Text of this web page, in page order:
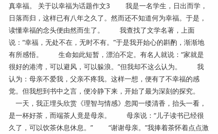
真幸福。 关于以幸福为话题作文3 我是一名学生，日出而学，
日落而归，这样已有八年之久了。然而还不知道何为幸福。于是，
读懂幸福的念头便由然而生了。 我查找了文学名著，上面
说：“幸福，无处不在，无时不有。”于是我开始心的斟酌，渐渐地
有所感悟。 生命如此短暂，漂泊不定。有名人就说：“家就是
很好的港湾，可以避风，可以躲浪。”但我却不这么认为。 我
认为：母亲不爱我，父亲不疼我。这样一想，便有了不幸福的感
觉。但我想到书中之言，便冷静下来，开始了最为深刻的探究。
一天，我正埋头欣赏《理智与情感》忽闻一缕清香，抬头一看，
是一杯好茶，而端茶人竟是母亲。 母亲说：“儿子读书已经很
久了，可以饮茶休息休息。” “谢谢母亲。”我捧着茶怀着点点激